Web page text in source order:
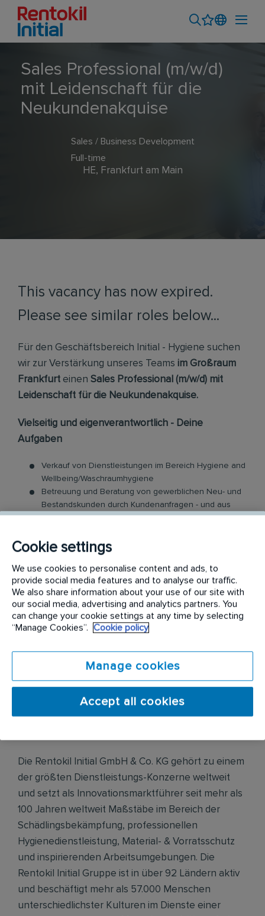
Sales Professional (m/w/d)
mit Leidenschaft für die
Neukundenakquise
Sales / Business Development
Full-time
HE, Frankfurt am Main
This vacancy has now expired.
Please see similar roles below...
Für den Geschäftsbereich Initial - Hygiene suchen
wir zur Verstärkung unseres Teams im Großraum
Frankfurt einen Sales Professional (m/w/d) mit
Leidenschaft für die Neukundenakquise.
Vielseitig und eigenverantwortlich - Deine
Aufgaben
Verkauf von Dienstleistungen im Bereich Hygiene and
Wellbeing/Waschraumhygiene
Betreuung und Beratung von gewerblichen Neu- und
Bestandskunden durch Kundenanfragen - und aus
eigener Akquise bzw. Netzwerk aus Anfragen
langfristiger Kundenbeziehungen durch
lösungsorientierte Verkaufsberatungen
Erstellung von individuellen Dienstleistungskonzepten
zur Hygiene im Waschraum und darüber hinaus
Dienstleistungspräsentation und -verkauf in
Verbindung mit Produktinnovationen bei Kunden
unterschiedlichster Geschäftsbereiche
Eigenständige Terminplanung und Pflege eines
Reklamationsbearbeitung
Unternehmensbeschreibung
Die Rentokil Initial GmbH & Co. KG gehört zu einem
der größten Dienstleistungs-Konzerne weltweit
und setzt als Innovationsmarktführer seit mehr als
100 Jahren weltweit Maßstäbe im Bereich der
Schädlingsbekämpfung, professionellen
Hygienedienstleistung, Material- & Vorratsschutz
und inspirierenden Arbeitsumgebungen. Die
Rentokil Initial Gruppe ist in über 92 Ländern aktiv
und beschäftigt mehr als 57.000 Menschen
unterschiedlichster Kulturen im Dienste einer
Cookie settings
We use cookies to personalise content and ads, to
provide social media features and to analyse our traffic.
We also share information about your use of our site with
our social media, advertising and analytics partners. You
can change your cookie settings at any time by selecting
“Manage Cookies”.
Cookie policy
Manage cookies
Accept all cookies